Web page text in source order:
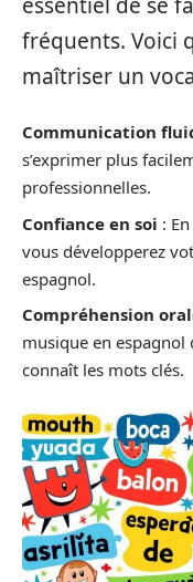
fréquents. Voici
maîtriser un
Communication
s’exprimer plus
professionnelles.
Confiance en soi :
vous développerez
espagnol.
Compréhension
musique en espagnol
connaît les mots clés.